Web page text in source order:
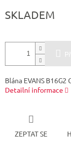
cena:
SKLADEM
Blána EVANS B16G2
Detailní informace
ZEPTAT SE